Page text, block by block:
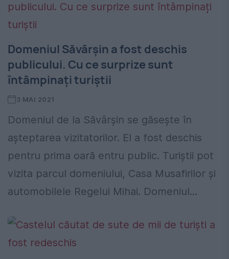
Domeniul Săvârșin a fost deschis
publicului. Cu ce surprize sunt
întâmpinați turiștii
3 MAI 2021
Domeniul de la Săvârșin se găsește în
așteptarea vizitatorilor. El a fost deschis
pentru prima oară entru public. Turiștii pot
vizita parcul domeniului, Casa Musafirilor și
automobilele Regelui Mihai. Domeniul...